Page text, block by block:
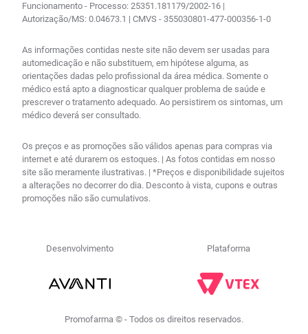
Funcionamento - Processo: 25351.181179/2002-16 |
Autorização/MS: 0.04673.1 | CMVS - 355030801-477-000356-1-0
As informações contidas neste site não devem ser usadas para
automedicação e não substituem, em hipótese alguma, as
orientações dadas pelo profissional da área médica. Somente o
médico está apto a diagnosticar qualquer problema de saúde e
prescrever o tratamento adequado. Ao persistirem os sintomas, um
médico deverá ser consultado.
Os preços e as promoções são válidos apenas para compras via
internet e até durarem os estoques. | As fotos contidas em nosso
site são meramente ilustrativas. | *Preços e disponibilidade sujeitos
a alterações no decorrer do dia. Desconto à vista, cupons e outras
promoções não são cumulativos.
Desenvolvimento Plataforma
Promofarma © - Todos os direitos reservados.